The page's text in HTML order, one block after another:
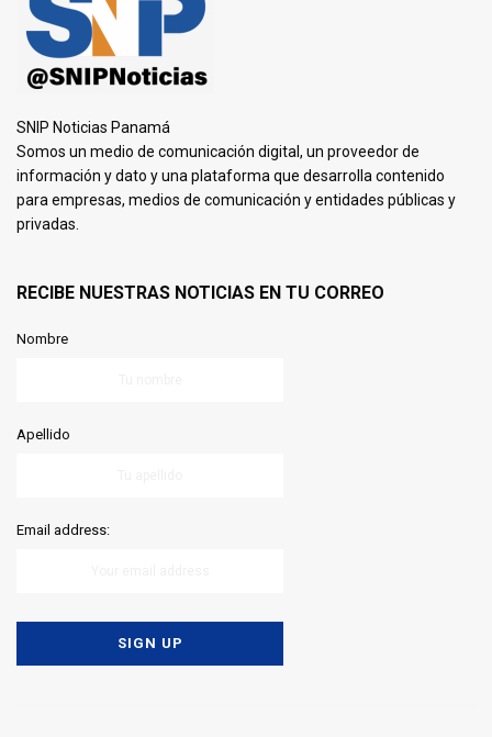
SNIP Noticias Panamá
Somos un medio de comunicación digital, un proveedor de
información y dato y una plataforma que desarrolla contenido
para empresas, medios de comunicación y entidades públicas y
privadas.
RECIBE NUESTRAS NOTICIAS EN TU CORREO
Nombre
Apellido
Email address: